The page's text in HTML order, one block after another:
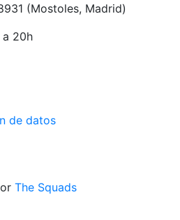
(Mostoles, Madrid)
a 20h
de datos
The Squads